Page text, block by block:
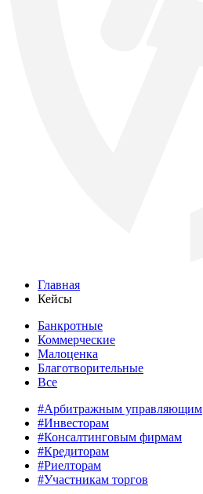
Главная
Кейсы
Банкротные
Коммерческие
Малоценка
Благотворительные
Все
#Арбитражным управляющим
#Инвесторам
#Консалтинговым фирмам
#Кредиторам
#Риелторам
#Участникам торгов